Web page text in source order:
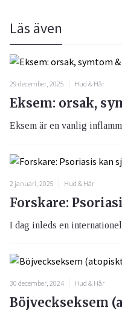
Läs även
29 december, 2025 Hud & Hår
Eksem: orsak,
Eksem är en vanlig
2 januari, 2025 Hud & Hår
Forskare:
I dag inleds en
30 december, 2024 Hud & Hår
Böjveckseksem